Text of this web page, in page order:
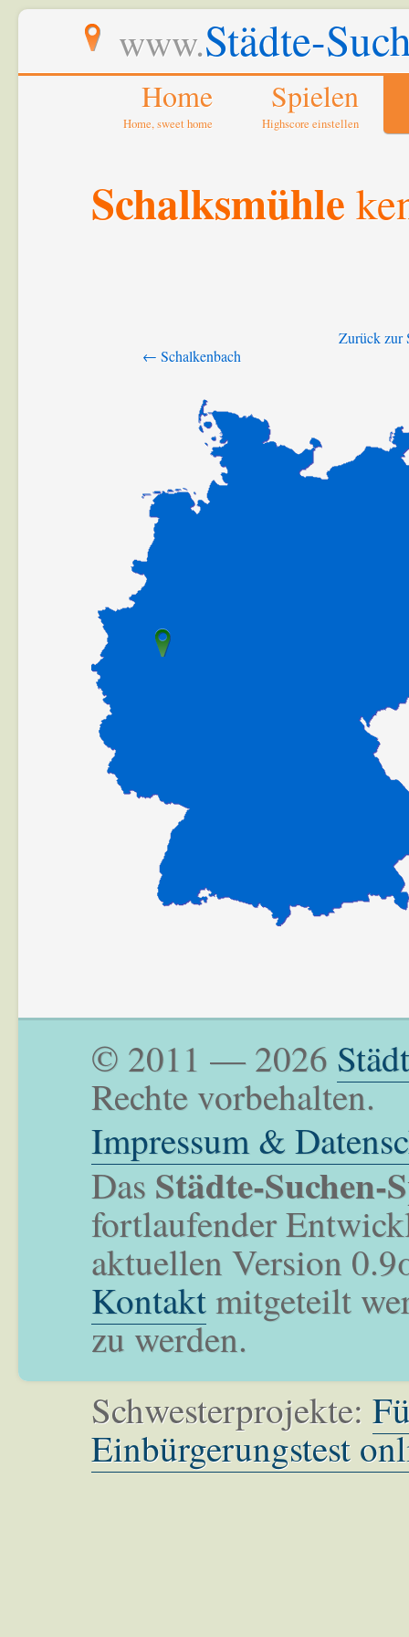
www.Städte-
Home
Home, sweet home
Spielen
Highscore einstellen
Schalksmühle
← Schalkenbach
Zurück zur
© 2011 — 2026
Rechte vorbehalten.
Impressum &
Das Städte-Suchen-
fortlaufender
aktuellen Version
Kontaktmitgeteilt
zu werden.
Schwesterprojekte:
Einbürgerungstest